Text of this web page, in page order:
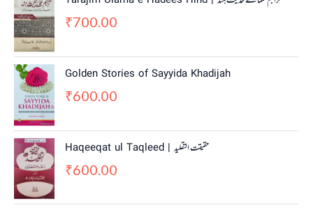
₹700.00
Golden Stories of Sayyida Khadijah
₹600.00
Haqeeqat ul Taqleed | حقیقت التقلید
₹600.00